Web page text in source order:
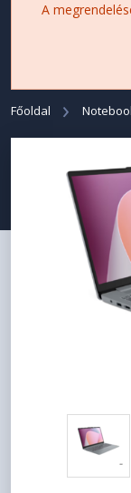
A
Főoldal